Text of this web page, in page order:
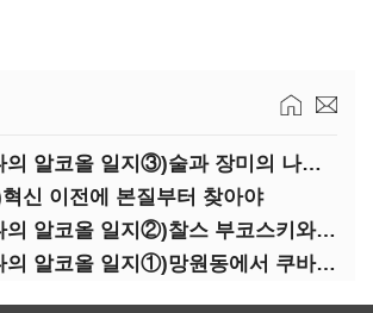
(오동진의, 나의 알코올 일지③)술과 장미의 나날, 그때나 지금이나
신 이전에 본질부터 찾아야
(오동진의, 나의 알코올 일지②)찰스 부코스키와 마사유키, 비 오는 날 술 마시기
(오동진의, 나의 알코올 일지①)망원동에서 쿠바와 뉴욕까지, 알코올의 기억은 흐른다